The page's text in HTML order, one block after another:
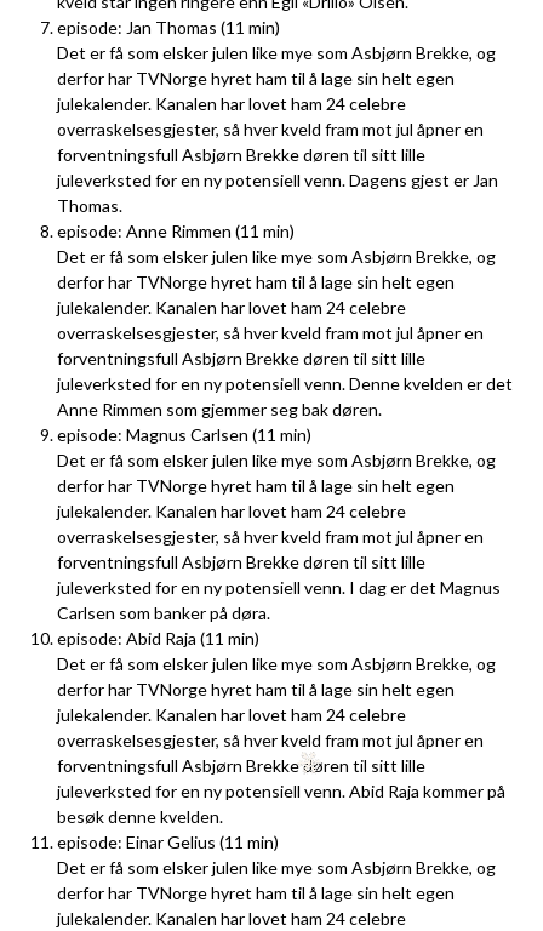
episode: Jan Thomas (11 min)
Det er få som elsker julen like mye som Asbjørn Brekke, og
derfor har TVNorge hyret ham til å lage sin helt egen
julekalender. Kanalen har lovet ham 24 celebre
overraskelsesgjester, så hver kveld fram mot jul åpner en
forventningsfull Asbjørn Brekke døren til sitt lille
juleverksted for en ny potensiell venn. Dagens gjest er Jan
Thomas.
episode: Anne Rimmen (11 min)
Det er få som elsker julen like mye som Asbjørn Brekke, og
derfor har TVNorge hyret ham til å lage sin helt egen
julekalender. Kanalen har lovet ham 24 celebre
overraskelsesgjester, så hver kveld fram mot jul åpner en
forventningsfull Asbjørn Brekke døren til sitt lille
juleverksted for en ny potensiell venn. Denne kvelden er det
Anne Rimmen som gjemmer seg bak døren.
episode: Magnus Carlsen (11 min)
Det er få som elsker julen like mye som Asbjørn Brekke, og
derfor har TVNorge hyret ham til å lage sin helt egen
julekalender. Kanalen har lovet ham 24 celebre
overraskelsesgjester, så hver kveld fram mot jul åpner en
forventningsfull Asbjørn Brekke døren til sitt lille
juleverksted for en ny potensiell venn. I dag er det Magnus
Carlsen som banker på døra.
episode: Abid Raja (11 min)
Det er få som elsker julen like mye som Asbjørn Brekke, og
derfor har TVNorge hyret ham til å lage sin helt egen
julekalender. Kanalen har lovet ham 24 celebre
overraskelsesgjester, så hver kveld fram mot jul åpner en
forventningsfull Asbjørn Brekke døren til sitt lille
juleverksted for en ny potensiell venn. Abid Raja kommer på
besøk denne kvelden.
episode: Einar Gelius (11 min)
Det er få som elsker julen like mye som Asbjørn Brekke, og
derfor har TVNorge hyret ham til å lage sin helt egen
julekalender. Kanalen har lovet ham 24 celebre